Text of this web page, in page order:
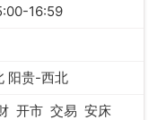
16:59
阳贵-西北
开市 交易 安床